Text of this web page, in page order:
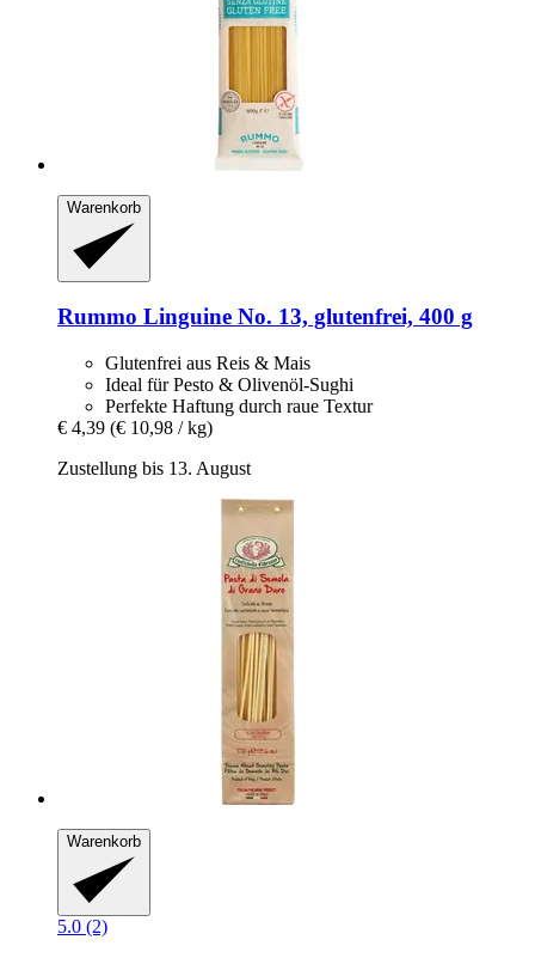
Warenkorb
Rummo Linguine No. 13, glutenfrei, 400 g
Glutenfrei aus Reis & Mais
Ideal für Pesto & Olivenöl-Sughi
Perfekte Haftung durch raue Textur
€ 4,39 (€ 10,98 / kg)
Zustellung bis 13. August
Warenkorb
5.0 (2)